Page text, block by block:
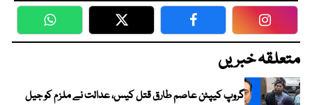
WhatsApp Twitter Facebook
متعلقہ خبریں
گروپ کیپٹن عاصم طارق قتل کیس، عدالت نے ملزم کو جیل